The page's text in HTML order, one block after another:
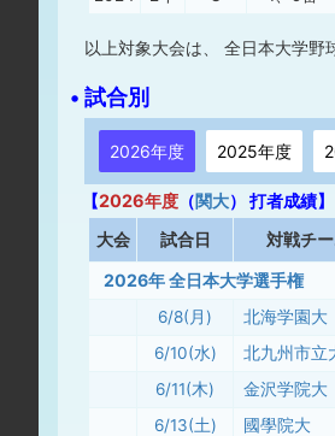
以上対象大会は、 全日本大学野
• 試合別
2026年度 2025年度
【2026年度 （関大） 打者成績】
大会 試合日 対戦チ
2026年 全日本大学選手権
6/8(月) 北海学園大
6/10(水)
北九州市立
6/11(木)
金沢学院大
6/13(土)
國學院大